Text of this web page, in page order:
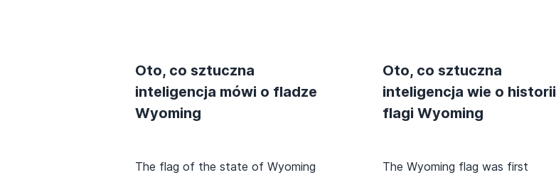
Oto, co sztuczna
inteligencja mówi o fladze
Wyoming
The flag of the state of Wyoming
Oto, co sztuczna
inteligencja wie o historii
flagi Wyoming
The Wyoming flag was first